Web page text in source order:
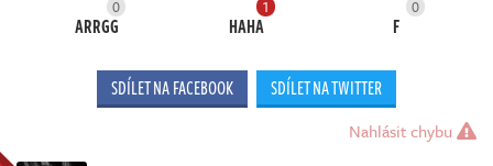
0
ARRGG
1
HAHA
0
F
SDÍLET NA FACEBOOK SDÍLET NA TWITTER
Nahlásit chybu